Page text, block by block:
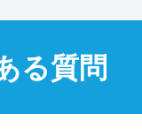
る質問